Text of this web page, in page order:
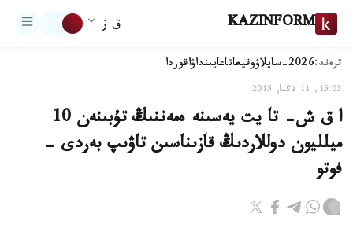
KAZINFORM ق ز
ترەند:2026-سايلاۋ وقيعاتاعايىنداۋاقوردا
15:03, 11 قاڭتار 2015
ا ق ش- تا يت يەسىنە ەمەننىڭ تۇبىنەن 10
ميلليون دوللاردىڭ قازىناسىن تاۋىپ بەردى -
فوتو